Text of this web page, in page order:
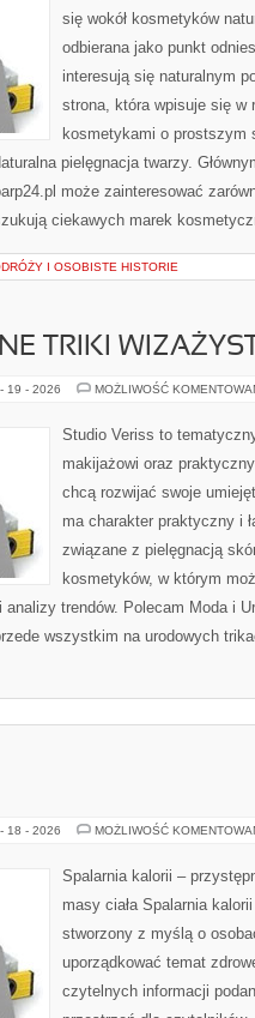
się wokół kosmetyków
odbierana jako punkt
interesują się naturalnym
strona, która wpisuje się w
kosmetykami o prostszym
pielęgnacja twarzy.
może zainteresować
ciekawych marek
I OSOBISTE HISTORIE
TRIKI
19 - 2026 MOŻLIWOŚĆ
Studio Veriss to
makijażowi oraz
chcą rozwijać swoje
ma charakter praktyczny i
związane z pielęgnacją
kosmetyków, w którym
trendów. Polecam Moda i
wszystkim na urodowych
18 - 2026 MOŻLIWOŚĆ
Spalarnia kalorii –
masy ciała Spalarnia
stworzony z myślą o
uporządkować temat
czytelnych informacji